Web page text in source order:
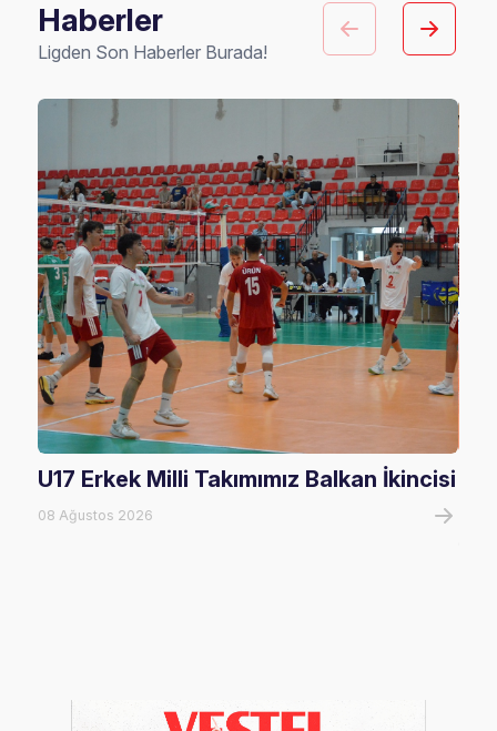
Haberler
Ligden Son Haberler Burada!
U17 Erkek Milli Takımımız Balkan İkincisi
08 Ağustos 2026